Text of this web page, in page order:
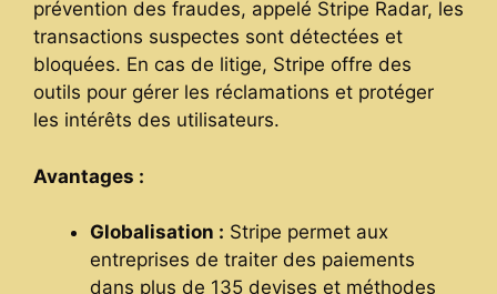
prévention des fraudes, appelé Stripe Radar, les
transactions suspectes sont détectées et
bloquées. En cas de litige, Stripe offre des
outils pour gérer les réclamations et protéger
les intérêts des utilisateurs.
Avantages :
Globalisation : Stripe permet aux
entreprises de traiter des paiements
dans plus de 135 devises et méthodes